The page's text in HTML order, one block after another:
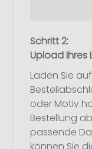
Schritt 2:
Upload Ihres
Laden Sie
oder Motiv
Bestellung
passende